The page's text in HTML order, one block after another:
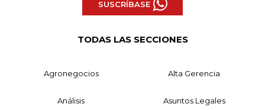
SUSCRÍBASE
TODAS LAS SECCIONES
Agronegocios Alta Gerencia
Análisis Asuntos Legales